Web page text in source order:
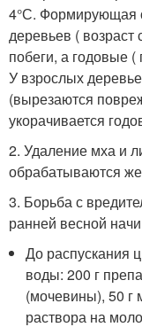
4°С. Формирующая
деревьев (
побеги, а годовые (
У взрослых
(вырезаются
укорачивается
2. Удаление мха и
обрабатываются
3. Борьба с
ранней весной
До распускания
воды: 200 г
(мочевины), 50 г
раствора на